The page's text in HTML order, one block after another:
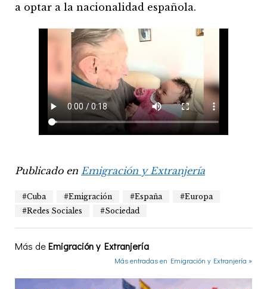
a optar a la nacionalidad española.
Publicado en Emigración y Extranjería
#Cuba #Emigración #España
#Europa
#Redes Sociales
#Sociedad
Más deEmigración y Extranjería
Más entradas en Emigración y Extranjería »